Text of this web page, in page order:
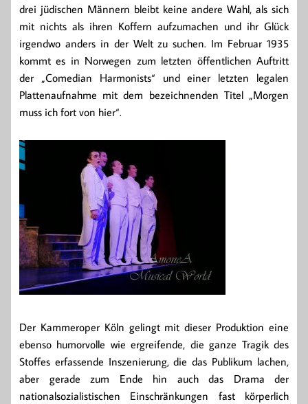
drei jüdischen Männern bleibt keine andere Wahl, als sich
mit nichts als ihren Koffern aufzumachen und ihr Glück
irgendwo anders in der Welt zu suchen. Im Februar 1935
kommt es in Norwegen zum letzten öffentlichen Auftritt
der „Comedian Harmonists“ und einer letzten legalen
Plattenaufnahme mit dem bezeichnenden Titel „Morgen
muss ich fort von hier“.
Der Kammeroper Köln gelingt mit dieser Produktion eine
ebenso humorvolle wie ergreifende, die ganze Tragik des
Stoffes erfassende Inszenierung, die das Publikum lachen,
aber gerade zum Ende hin auch das Drama der
nationalsozialistischen Einschränkungen fast körperlich